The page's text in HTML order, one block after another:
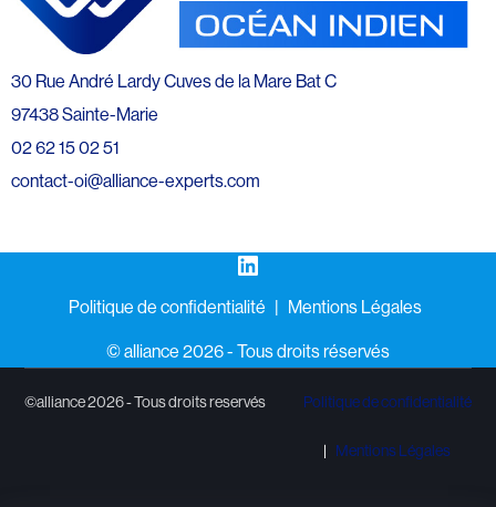
30 Rue André Lardy Cuves de la Mare Bat C
97438 Sainte-Marie
02 62 15 02 51
contact-oi@alliance-experts.com
LinkedIn
Politique de confidentialité
Mentions Légales
©️ alliance 2026 - Tous droits réservés
©alliance 2026 - Tous droits reservés Politique de confidentialité
Mentions Légales